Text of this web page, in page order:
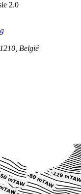
2.0
1210 België